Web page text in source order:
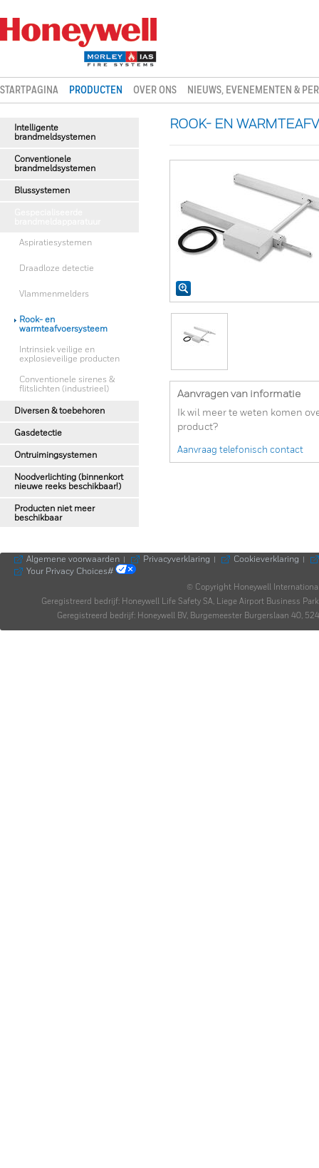
STARTPAGINA PRODUCTEN OVER ONS NIEUWS, EVENEMENTEN &
Intelligente
brandmeldsystemen
Conventionele
brandmeldsystemen
Blussystemen
Aspiratiesystemen
Draadloze detectie
Vlammenmelders
Rook- en
warmteafvoersysteem
Intrinsiek veilige en
explosieveilige producten
Conventionele sirenes &
flitslichten (industrieel)
Diversen & toebehoren
Gasdetectie
Ontruimingsystemen
Noodverlichting (binnenkort
nieuwe reeks beschikbaar!)
Producten niet meer
beschikbaar
ROOK- EN
Aanvragen van informatie
Ik wil meer te weten komen
product?
Aanvraag telefonisch contact
Algemene voorwaarden Privacyverklaring Cookieverklaring
Your Privacy Choices#
© Copyright Honeywell
Geregistreerd bedrijf: Honeywell Life Safety SA, Liege Airport Business
Geregistreerd bedrijf: Honeywell BV, Burgemeester Burgerslaan 40,